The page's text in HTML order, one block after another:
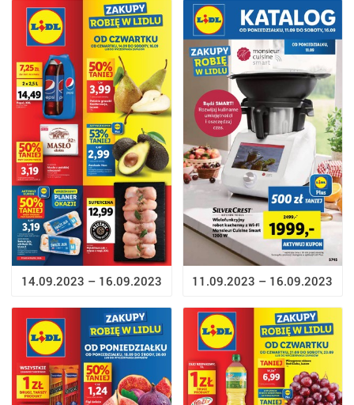
14.09.2023 – 16.09.2023 11.09.2023 – 16.09.2023